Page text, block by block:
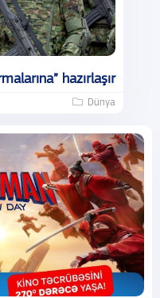
hazırlaşır
Dünya